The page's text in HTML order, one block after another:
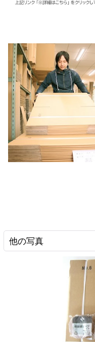
他の写真